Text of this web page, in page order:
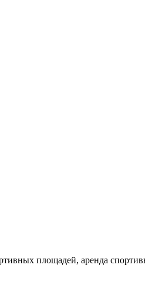
площадей, аренда